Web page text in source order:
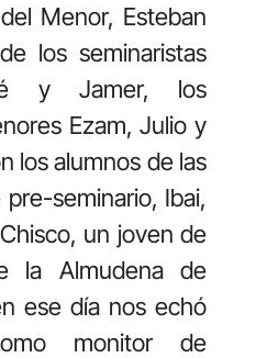
Menor, Esteban
los seminaristas
y Jamer, los
Ezam, Julio y
los alumnos de las
seminario, Ibai,
un joven de
la Almudena de
ese día nos echó
monitor de